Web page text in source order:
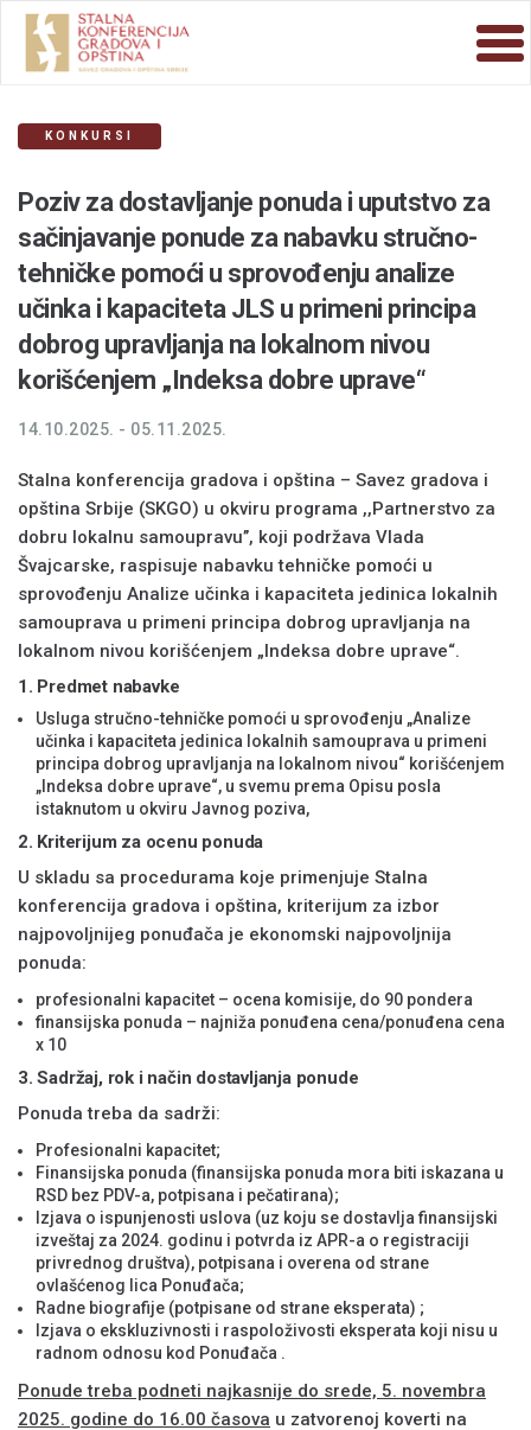
KONKURSI
Poziv za dostavljanje ponuda i uputstvo za
sačinjavanje ponude za nabavku stručno-
tehničke pomoći u sprovođenju analize
učinka i kapaciteta JLS u primeni principa
dobrog upravljanja na lokalnom nivou
korišćenjem „Indeksa dobre uprave“
14.10.2025. - 05.11.2025.
Stalna konferencija gradova i opština – Savez gradova i
opština Srbije (SKGO) u okviru programa ,,Partnerstvo za
dobru lokalnu samoupravu’’, koji podržava Vlada
Švajcarske, raspisuje nabavku tehničke pomoći u
sprovođenju Analize učinka i kapaciteta jedinica lokalnih
samouprava u primeni principa dobrog upravljanja na
lokalnom nivou korišćenjem „Indeksa dobre uprave“.
1. Predmet nabavke
Usluga stručno-tehničke pomoći u sprovođenju „Analize
učinka i kapaciteta jedinica lokalnih samouprava u primeni
principa dobrog upravljanja na lokalnom nivou“ korišćenjem
„Indeksa dobre uprave“, u svemu prema Opisu posla
istaknutom u okviru Javnog poziva,
2. Kriterijum za ocenu ponuda
U skladu sa procedurama koje primenjuje Stalna
konferencija gradova i opština, kriterijum za izbor
najpovoljnijeg ponuđača je ekonomski najpovoljnija
ponuda:
profesionalni kapacitet – ocena komisije, do 90 pondera
finansijska ponuda – najniža ponuđena cena/ponuđena cena
x 10
3. Sadržaj, rok i način dostavljanja ponude
Ponuda treba da sadrži:
Profesionalni kapacitet;
Finansijska ponuda (finansijska ponuda mora biti iskazana u
RSD bez PDV-a, potpisana i pečatirana);
Izjava o ispunjenosti uslova (uz koju se dostavlja finansijski
izveštaj za 2024. godinu i potvrda iz APR-a o registraciji
privrednog društva), potpisana i overena od strane
ovlašćenog lica Ponuđača;
Radne biografije (potpisane od strane eksperata) ;
Izjava o ekskluzivnosti i raspoloživosti eksperata koji nisu u
radnom odnosu kod Ponuđača .
Ponude treba podneti najkasnije do srede, 5. novembra
2025. godine do 16.00 časova u zatvorenoj koverti na